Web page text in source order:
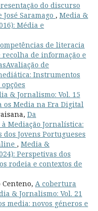
do discurso
Saramago , Media &
Média e
de literacia
de informação e
de
Instrumentos
& Jornalismo: Vol. 15
os Media na Era Digital
Da
Mediação Jornalística:
Jovens Portugueses
, Media &
Perspetivas dos
rodeia e contextos de
Centeno, A cobertura
& Jornalismo: Vol. 21
media: novos géneros e